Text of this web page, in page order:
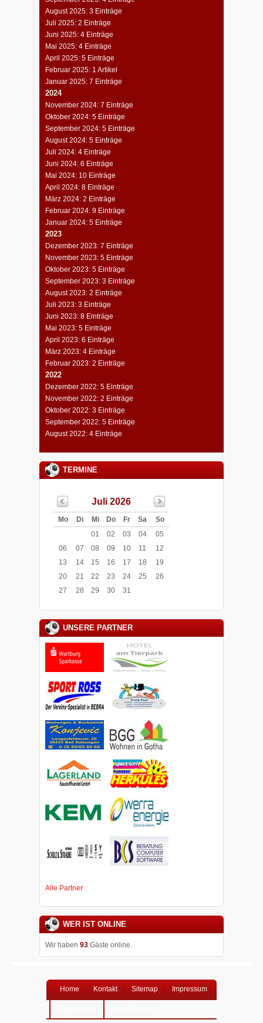
August 2025: 3 Einträge
Juli 2025: 2 Einträge
Juni 2025: 4 Einträge
Mai 2025: 4 Einträge
April 2025: 5 Einträge
Februar 2025: 1 Artikel
Januar 2025: 7 Einträge
2024
November 2024: 7 Einträge
Oktober 2024: 5 Einträge
September 2024: 5 Einträge
August 2024: 5 Einträge
Juli 2024: 4 Einträge
Juni 2024: 6 Einträge
Mai 2024: 10 Einträge
April 2024: 8 Einträge
März 2024: 2 Einträge
Februar 2024: 9 Einträge
Januar 2024: 5 Einträge
2023
Dezember 2023: 7 Einträge
November 2023: 5 Einträge
Oktober 2023: 5 Einträge
September 2023: 3 Einträge
August 2023: 2 Einträge
Juli 2023: 3 Einträge
Juni 2023: 8 Einträge
Mai 2023: 5 Einträge
April 2023: 6 Einträge
März 2023: 4 Einträge
Februar 2023: 2 Einträge
2022
Dezember 2022: 5 Einträge
November 2022: 2 Einträge
Oktober 2022: 3 Einträge
September 2022: 5 Einträge
August 2022: 4 Einträge
TERMINE
Juli 2026
Mo Di Mi Do Fr Sa
So
01
02 03 04
05
06
07 08 09 10 11
12
13
14 15 16 17 18
19
20
21 22 23 24 25
26
27
28 29 30 31
UNSERE PARTNER
Alle Partner
WER IST ONLINE
Wir haben 93 Gäste online.
Home Kontakt Sitemap Impressum